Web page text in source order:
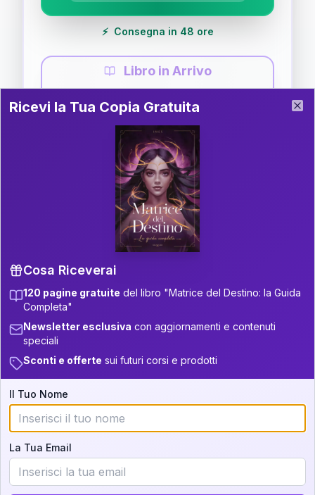
⚡ Consegna in 48 ore
Libro in Arrivo
Guida completa di Coppia
Il libro è in fase di scrittura. Iscriviti alla newsletter
per ricevere aggiornamenti!
P.S. Interpretazione parziale
gratuita
Scorri più in basso per vedere
un'interpretazione parziale gratuita della tua
Iscriviti alla newsletter per ricevere
aggiornamenti quando sarà disponibile.
Cosa scoprirete nella vostra
interpretazione:
💕 Come rafforzare la vostra unione
Ricevi la Tua Copia Gratuita del Libro
Ricevi la Tua Copia Gratuita
Cosa Riceverai
120 pagine gratuite del libro "Matrice del Destino: la Guida
Completa"
Newsletter esclusiva con aggiornamenti e contenuti
speciali
Sconti e offerte sui futuri corsi e prodotti
Il Tuo Nome
La Tua Email